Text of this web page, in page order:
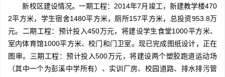
新校区建设情况。一期工程：2014年7月竣工，新建教学楼470
2平方米，学生宿舍1480平方米，厕所157平方米，总投资953.8万
元。二期工程：预计投入450万元，将建设学生食堂1000平方米、
室内体育馆1000平方米、校门和门卫室。现已完成图纸设计，正在
图审。三期工程：预计投入500万元，将建设两个塑胶跑道运动场
（其中一个为彭溪中学所有）、实训厂房、校园道路、排水排污管